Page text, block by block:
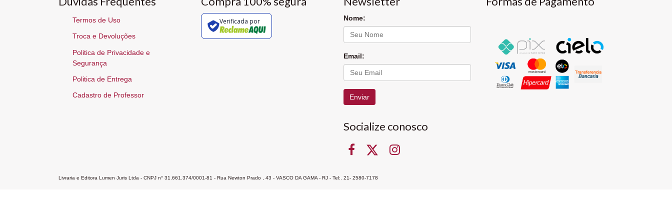
Termos de Uso
Troca e Devoluções
Politica de Privacidade e
Segurança
Politica de Entrega
Cadastro de Professor
Verificada por Nome:
Email:
Enviar
Socialize conosco
Livraria e Editora Lumen Juris Ltda - CNPJ n° 31.661.374/0001-81 - Rua Newton Prado , 43 - VASCO DA GAMA - RJ - Tel:. 21- 2580-7178